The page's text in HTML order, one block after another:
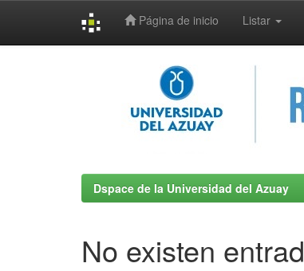
Página de inicio Listar
Dspace de la Universidad del Azuay
No existen